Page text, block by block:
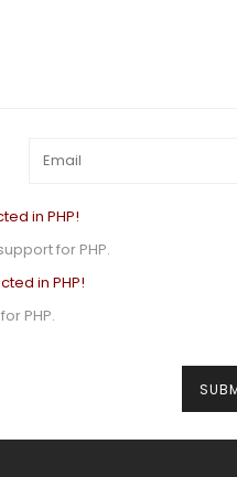
in PHP!
for PHP.
in PHP!
PHP.